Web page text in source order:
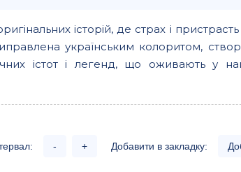
історій, де страх і
українським колоритом,
істот і легенд, що оживають у
- + Добавити в закладку: